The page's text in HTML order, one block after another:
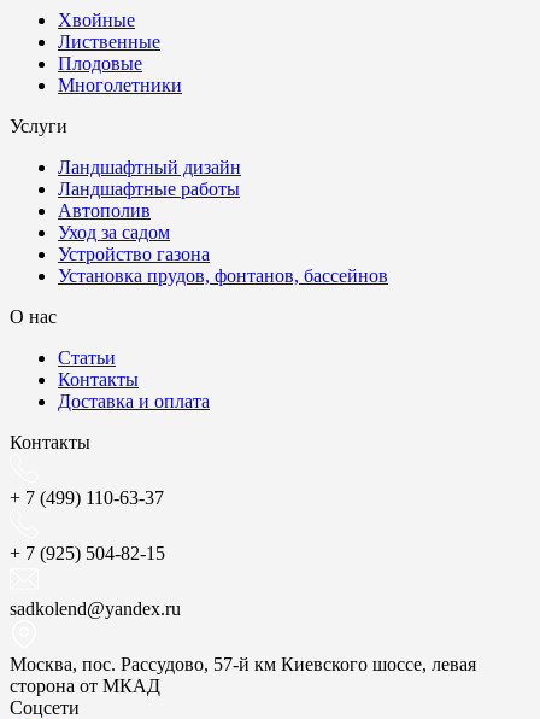
Хвойные
Лиственные
Плодовые
Многолетники
Услуги
Ландшафтный дизайн
Ландшафтные работы
Автополив
Уход за садом
Устройство газона
Установка прудов, фонтанов, бассейнов
О нас
Статьи
Контакты
Доставка и оплата
Контакты
+ 7 (499) 110-63-37
+ 7 (925) 504-82-15
sadkolend@yandex.ru
Москва, пос. Рассудово, 57-й км Киевского шоссе, левая
сторона от МКАД
Соцсети